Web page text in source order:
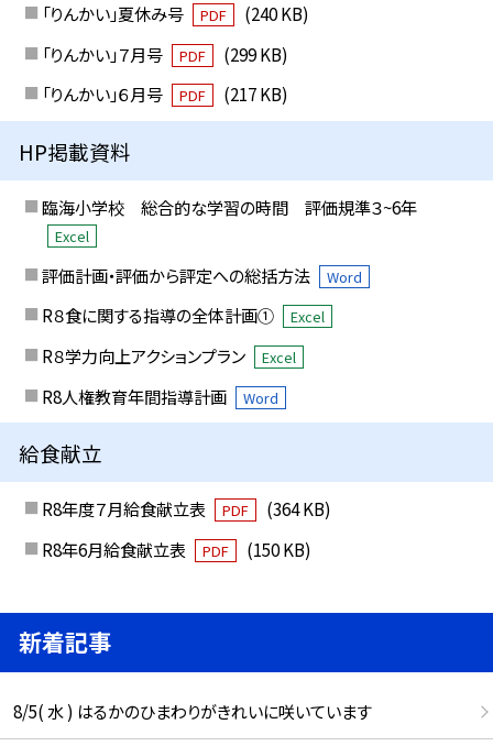
「りんかい」夏休み号 PDF
(240 KB)
「りんかい」７月号
PDF
(299 KB)
「りんかい」６月号
PDF (217 KB)
HP掲載資料
臨海小学校 総合的な学習の時間 評価規準３~6年
Excel
評価計画・評価から評定への総括方法 Word
R８食に関する指導の全体計画① Excel
R８学力向上アクションプラン Excel
R8人権教育年間指導計画 Word
給食献立
R8年度７月給食献立表 PDF
(364 KB)
R8年6月給食献立表
PDF (150 KB)
新着記事
8/5( 水 ) はるかのひまわりがきれいに咲いています